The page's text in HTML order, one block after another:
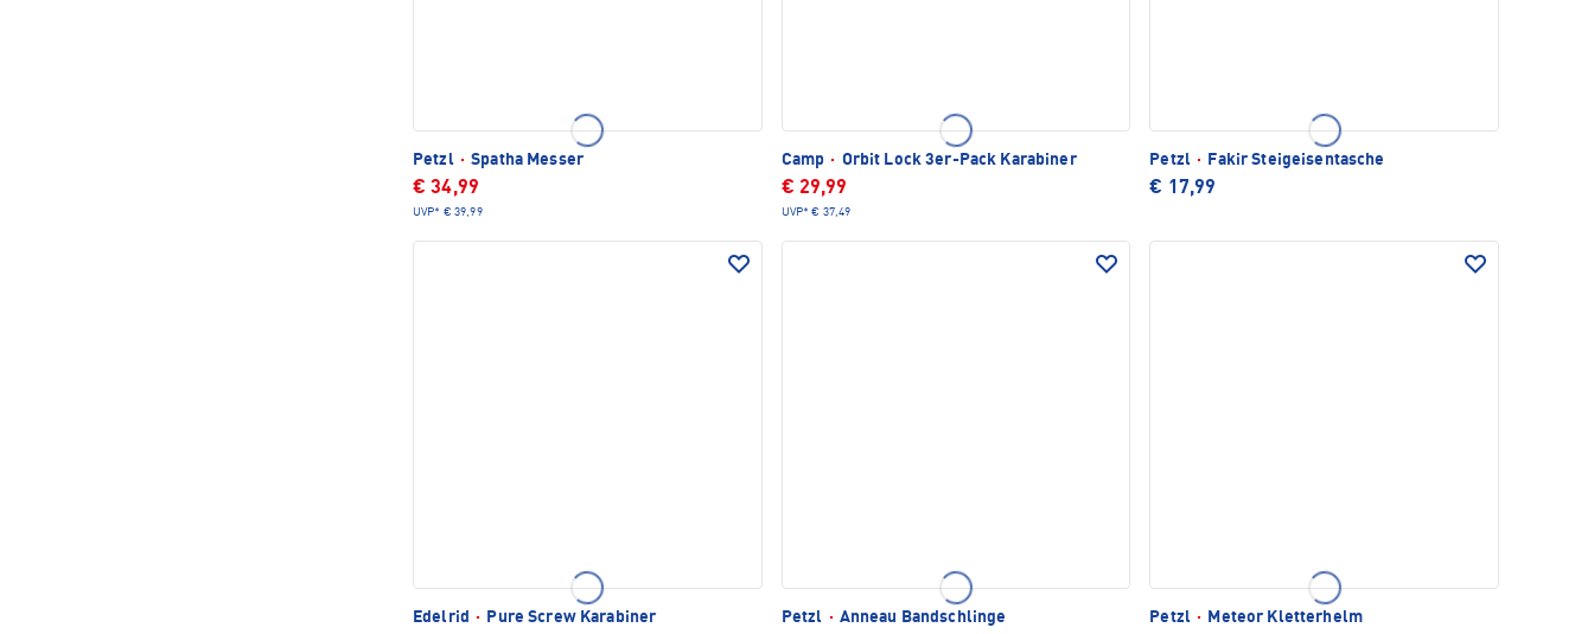
Petzl · Spatha Messer
€ 34,99
UVP* € 39,99
Camp · Orbit Lock 3er-Pack Karabiner
€ 29,99
UVP* € 37,49
Petzl · Fakir Steigeisentasche
€ 17,99
Edelrid · Pure Screw Karabiner Petzl · Anneau Bandschlinge Petzl · Meteor Kletterhelm